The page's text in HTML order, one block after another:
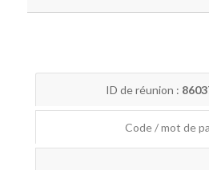
ID de réunion :
Code / mot de